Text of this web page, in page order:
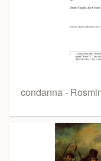
condanna -